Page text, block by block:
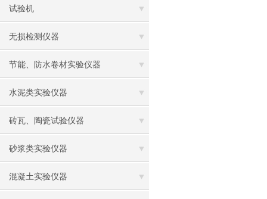
试验机
无损检测仪器
节能、防水卷材实验仪器
水泥类实验仪器
砖瓦、陶瓷试验仪器
砂浆类实验仪器
混凝土实验仪器